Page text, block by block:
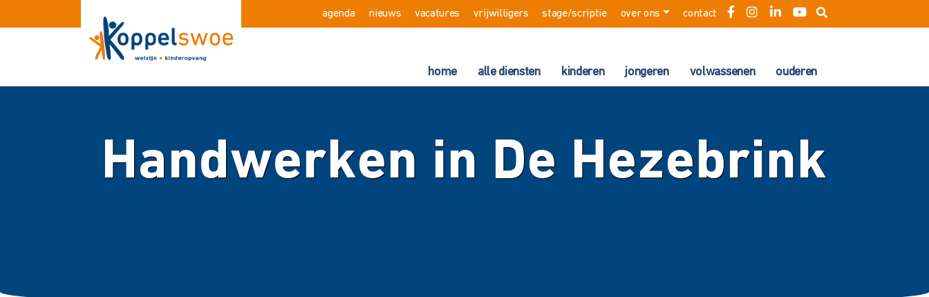
agenda nieuws vacatures vrijwilligers stage/scriptie over ons contact
home alle diensten kinderen jongeren volwassenen ouderen
Handwerken in De Hezebrink